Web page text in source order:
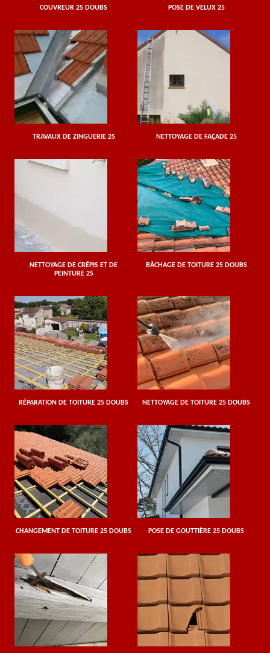
COUVREUR 25 DOUBS POSE DE VELUX 25
TRAVAUX DE ZINGUERIE 25 NETTOYAGE DE FAÇADE 25
NETTOYAGE DE CRÉPIS ET DE
PEINTURE 25
BÂCHAGE DE TOITURE 25 DOUBS
RÉPARATION DE TOITURE 25 DOUBS NETTOYAGE DE TOITURE 25 DOUBS
CHANGEMENT DE TOITURE 25 DOUBS POSE DE GOUTTIÈRE 25 DOUBS